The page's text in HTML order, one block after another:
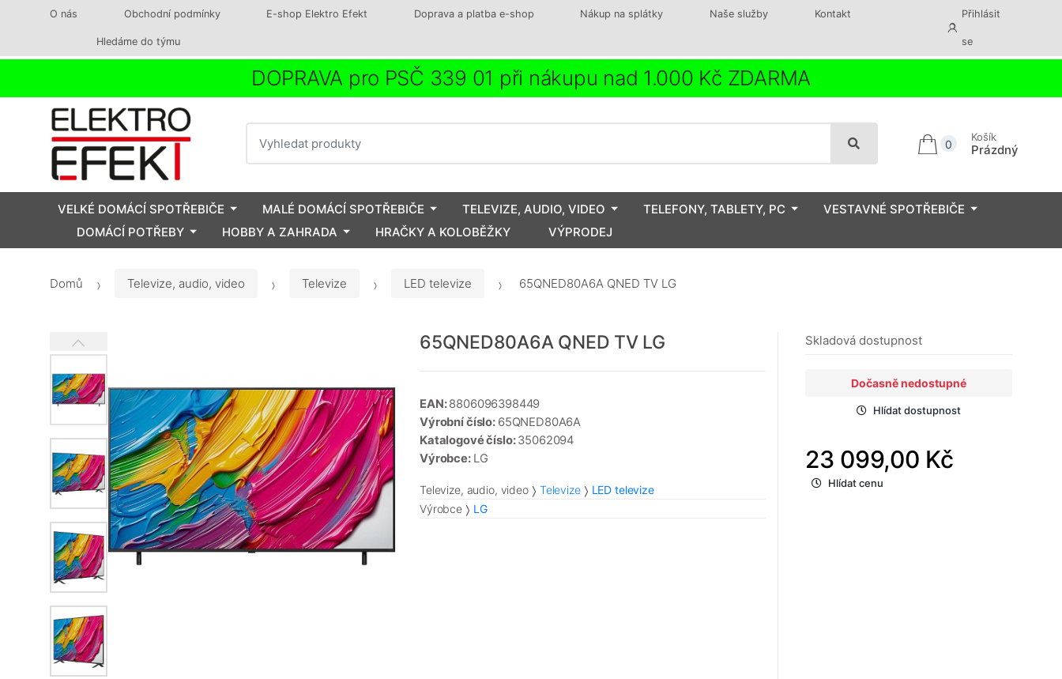
O nás Obchodní podmínky E-shop Elektro Efekt Doprava a platba e-shop Nákup na splátky Naše služby Kontakt
Hledáme do týmu
Přihlásit
se
DOPRAVA pro PSČ 339 01 při nákupu nad 1.000 Kč ZDARMA
0
Košík
Prázdný
VELKÉ DOMÁCÍ SPOTŘEBIČE MALÉ DOMÁCÍ SPOTŘEBIČE TELEVIZE, AUDIO, VIDEO TELEFONY, TABLETY, PC
VESTAVNÉ SPOTŘEBIČE
DOMÁCÍ POTŘEBY
HOBBY A ZAHRADA HRAČKY A KOLOBĚŽKY VÝPRODEJ
Domů Televize, audio, video Televize LED televize 65QNED80A6A QNED TV LG
65QNED80A6A QNED TV LG
EAN:8806096398449
Výrobní číslo: 65QNED80A6A
Katalogové číslo:35062094
Výrobce: LG
Televize, audio, video Televize
LED televize
Výrobce
LG
Skladová dostupnost
Dočasně nedostupné
Hlídat dostupnost
23 099,00 Kč
Hlídat cenu